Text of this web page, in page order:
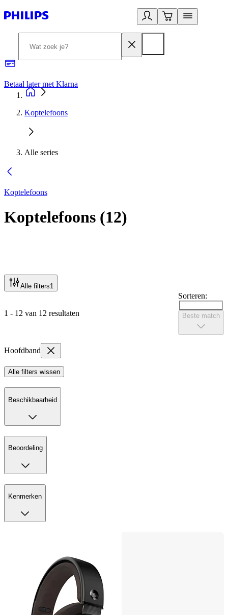
Betaal later met Klarna
Koptelefoons
Alle series
Koptelefoons
Koptelefoons (12)
Alle filters1
1 - 12 van 12 resultaten
Sorteren:
Beste match
Hoofdband
Alle filters wissen
Beschikbaarheid
Beoordeling
Kenmerken